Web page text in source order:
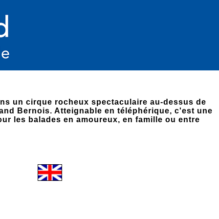
un cirque rocheux spectaculaire au-dessus de
Bernois. Atteignable en téléphérique, c'est une
les balades en amoureux, en famille ou entre